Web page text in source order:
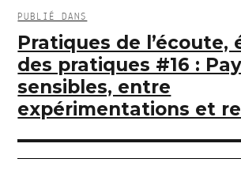
de
l’article
PUBLIÉ DANS
Pratiques de l’écoute,
des pratiques #16 :
sensibles, entre
expérimentations et